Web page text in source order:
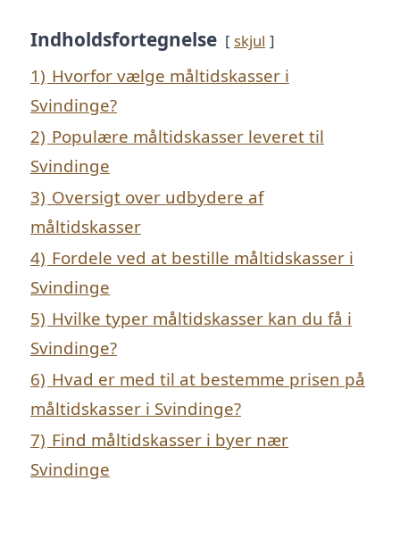
Indholdsfortegnelse skjul
1) Hvorfor vælge måltidskasser i
Svindinge?
2) Populære måltidskasser leveret til
Svindinge
3) Oversigt over udbydere af
måltidskasser
4) Fordele ved at bestille måltidskasser i
Svindinge
5) Hvilke typer måltidskasser kan du få i
Svindinge?
6) Hvad er med til at bestemme prisen på
måltidskasser i Svindinge?
7) Find måltidskasser i byer nær
Svindinge